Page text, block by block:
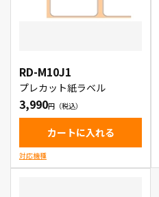
RD-M10J1
プレカット紙ラベル
3,990
カートに入れる
対応機種